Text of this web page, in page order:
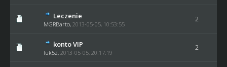
Leczenie
MGRBarto, 2013-05-05, 10:53:55
2
konto VIP
luk52, 2013-05-05, 20:17:19
2